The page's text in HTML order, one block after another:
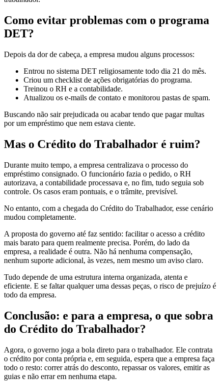
Como evitar problemas com o programa
DET?
Depois da dor de cabeça, a empresa mudou alguns processos:
Entrou no sistema DET religiosamente todo dia 21 do mês.
Criou um checklist de ações obrigatórias do programa.
Treinou o RH e a contabilidade.
Atualizou os e-mails de contato e monitorou pastas de spam.
Buscando não sair prejudicada ou acabar tendo que pagar multas
por um empréstimo que nem estava ciente.
Mas o Crédito do Trabalhador é ruim?
Durante muito tempo, a empresa centralizava o processo do
empréstimo consignado. O funcionário fazia o pedido, o RH
autorizava, a contabilidade processava e, no fim, tudo seguia sob
controle. Os casos eram pontuais, e o trâmite, previsível.
No entanto, com a chegada do Crédito do Trabalhador, esse cenário
mudou completamente.
A proposta do governo até faz sentido: facilitar o acesso a crédito
mais barato para quem realmente precisa. Porém, do lado da
empresa, a realidade é outra. Não há nenhuma compensação,
nenhum suporte adicional, às vezes, nem mesmo um aviso claro.
Tudo depende de uma estrutura interna organizada, atenta e
eficiente. E se faltar qualquer uma dessas peças, o risco de prejuízo é
todo da empresa.
Conclusão: e para a empresa, o que sobra
do Crédito do Trabalhador?
Agora, o governo joga a bola direto para o trabalhador. Ele contrata
o crédito por conta própria e, em seguida, espera que a empresa faça
todo o resto: correr atrás do desconto, repassar os valores, emitir as
guias e não errar em nenhuma etapa.